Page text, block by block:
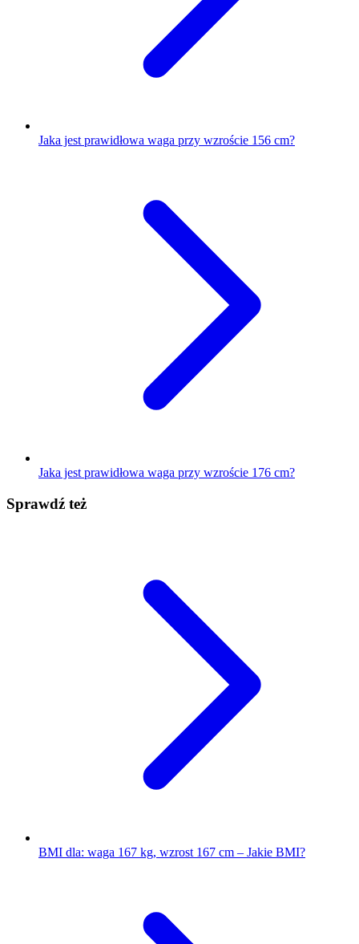
Jaka jest prawidłowa waga przy wzroście 156 cm?
Jaka jest prawidłowa waga przy wzroście 176 cm?
Sprawdź też
BMI dla: waga 167 kg, wzrost 167 cm – Jakie BMI?